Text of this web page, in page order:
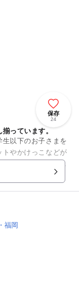
保存
24
っています。
以下のお子さまを
やかけっこなどが
、絵本・積み木・